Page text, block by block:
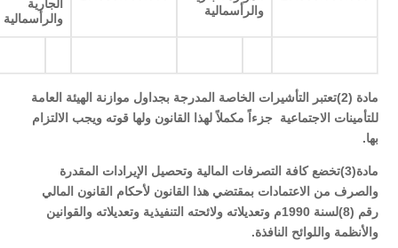
والرأسمالية
الجارية
والرأسمالية
مادة (2)تعتبر التأشيرات الخاصة المدرجة بجداول موازنة الهيئة العامة
للتأمينات الاجتماعية جزءاً مكملاً لهذا القانون ولها قوته ويجب الالتزام
بها.
مادة(3)تخضع كافة التصرفات المالية وتحصيل الإيرادات المقدرة
والصرف من الاعتمادات بمقتضي هذا القانون لأحكام القانون المالي
رقم (8)لسنة 1990م وتعديلاته ولائحته التنفيذية وتعديلاته والقوانين
والأنظمة واللوائح النافذة.